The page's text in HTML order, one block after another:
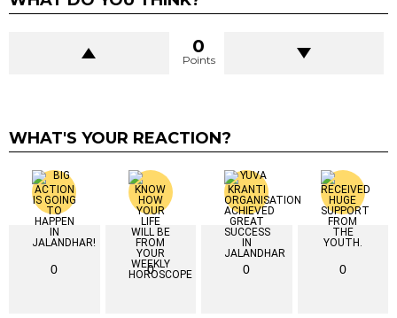
0
Points
WHAT'S YOUR REACTION?
0 0 0 0